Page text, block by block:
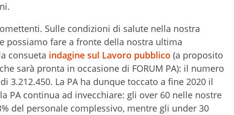
Sulle condizioni di salute nella nostra
possiamo fare a fronte della nostra ultima
consueta indagine sul Lavoro pubblico (a proposito
sarà pronta in occasione di FORUM PA): il numero
3.212.450. La PA ha dunque toccato a fine 2020 il
continua ad invecchiare: gli over 60 nelle nostre
del personale complessivo, mentre gli under 30